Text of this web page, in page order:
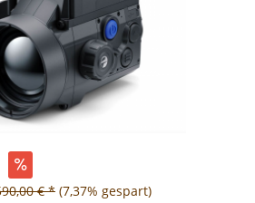
€ * (7,37% gespart)